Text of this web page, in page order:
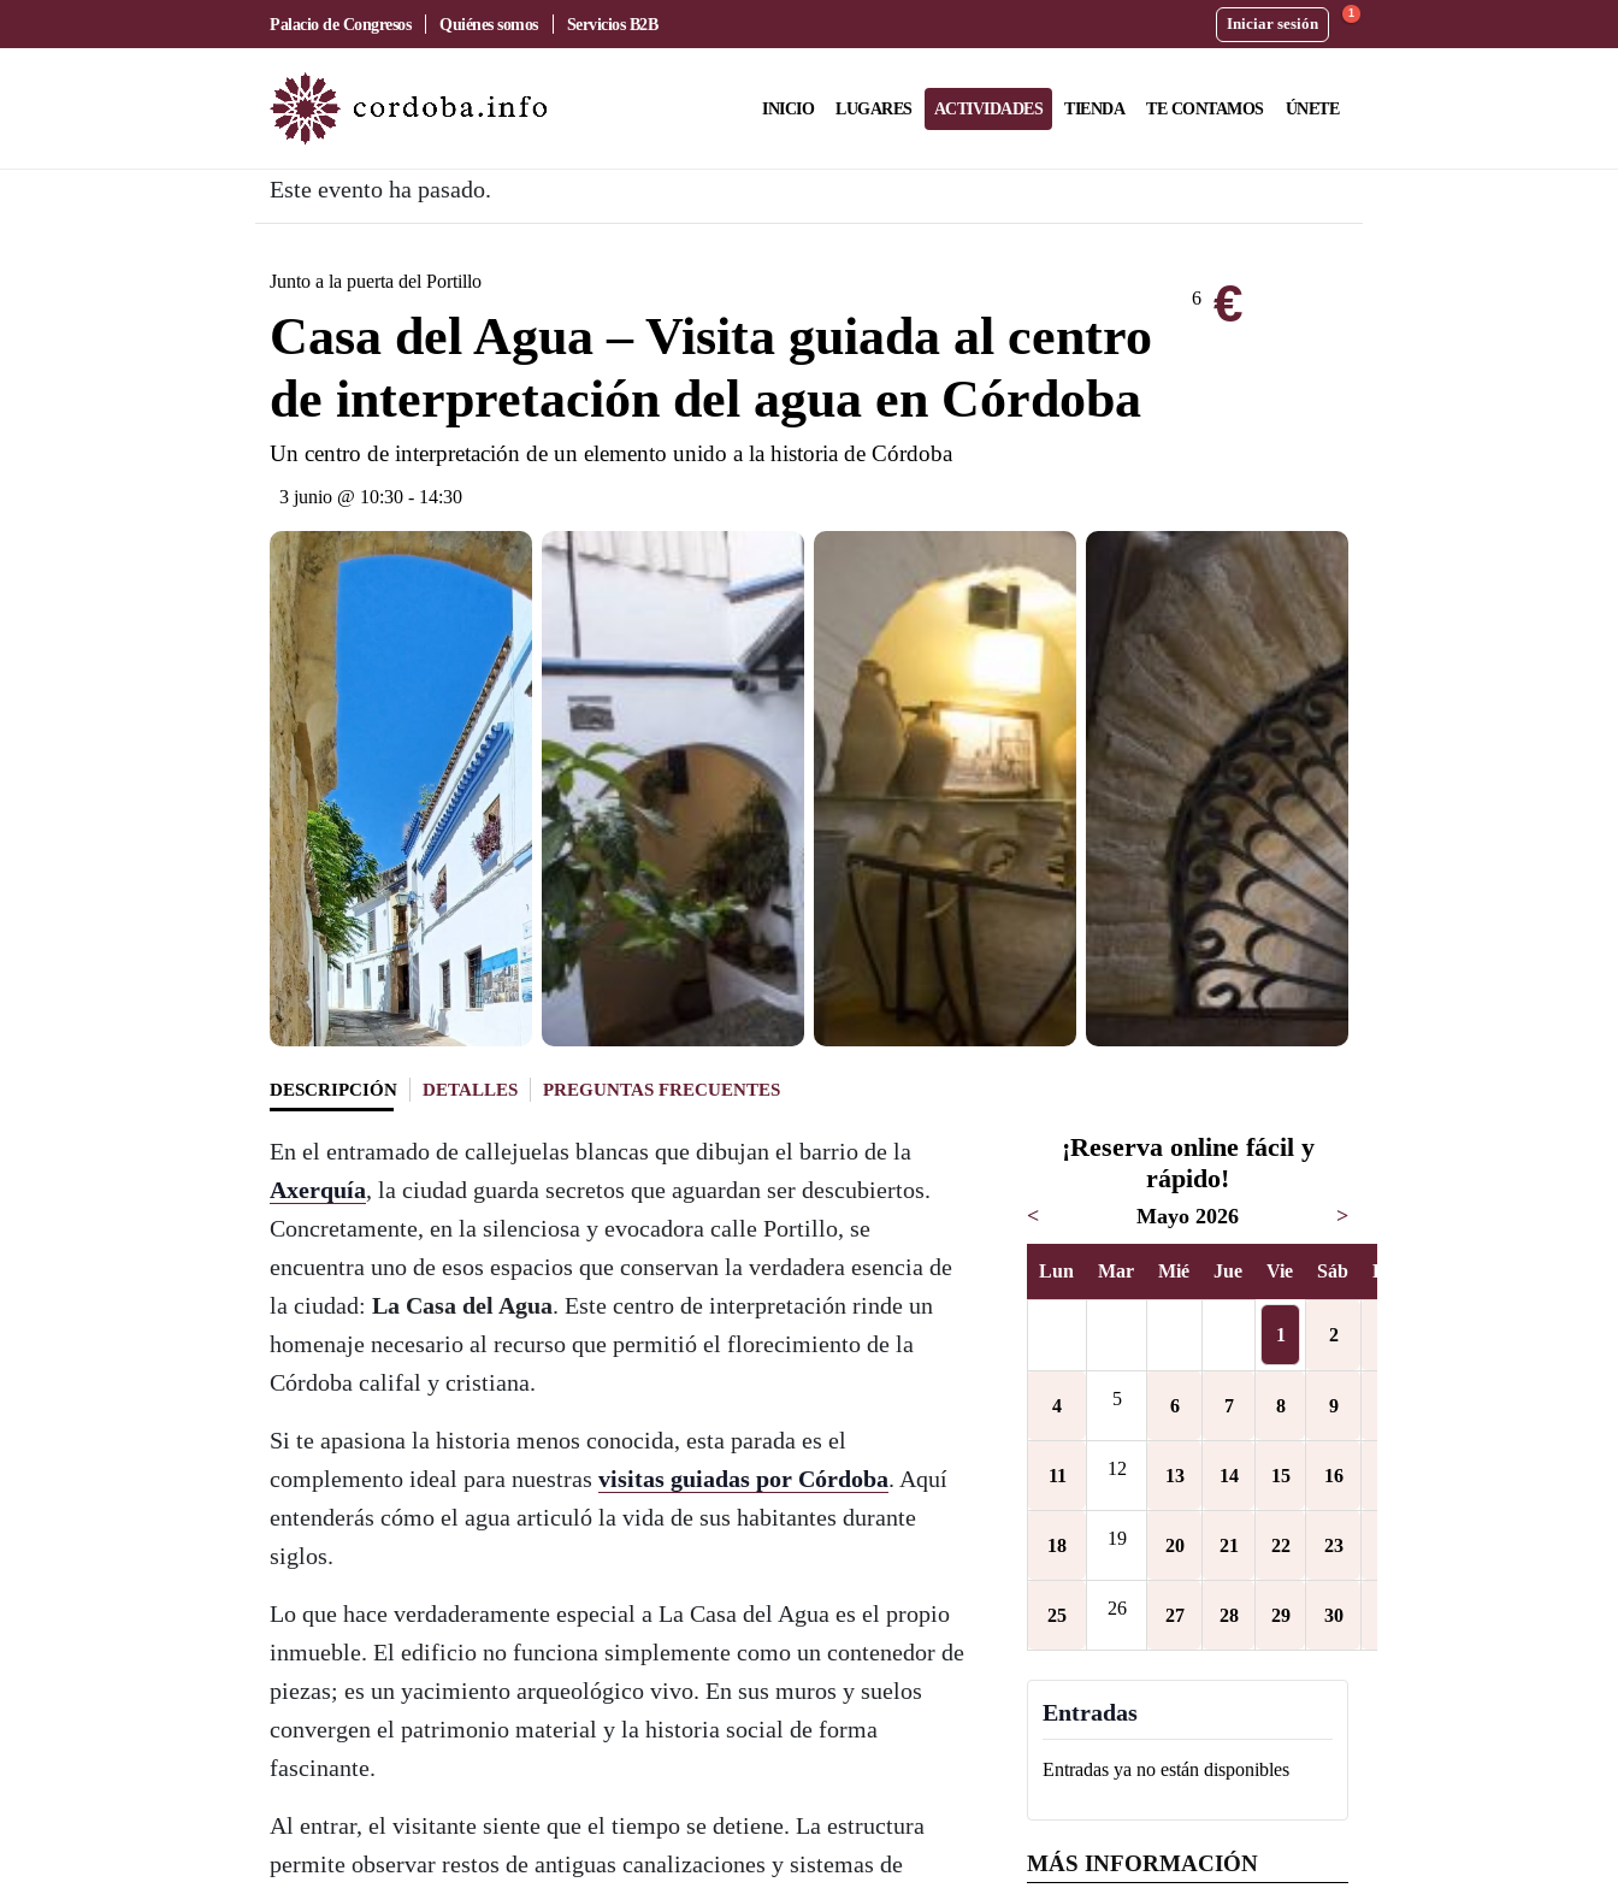
Palacio de Congresos Quiénes somos Servicios B2B Iniciar sesión
1
INICIO LUGARES ACTIVIDADES TIENDA TE CONTAMOS ÚNETE
Este evento ha pasado.
Junto a la puerta del Portillo
Casa del Agua – Visita guiada al centro
de interpretación del agua en Córdoba
Un centro de interpretación de un elemento unido a la historia de Córdoba
6 €
3 junio @ 10:30 - 14:30
DESCRIPCIÓN DETALLES PREGUNTAS FRECUENTES
En el entramado de callejuelas blancas que dibujan el barrio de la
Axerquía, la ciudad guarda secretos que aguardan ser descubiertos.
Concretamente, en la silenciosa y evocadora calle Portillo, se
encuentra uno de esos espacios que conservan la verdadera esencia de
la ciudad: La Casa del Agua. Este centro de interpretación rinde un
homenaje necesario al recurso que permitió el florecimiento de la
Córdoba califal y cristiana.
Si te apasiona la historia menos conocida, esta parada es el
complemento ideal para nuestras visitas guiadas por Córdoba. Aquí
entenderás cómo el agua articuló la vida de sus habitantes durante
siglos.
Lo que hace verdaderamente especial a La Casa del Agua es el propio
inmueble. El edificio no funciona simplemente como un contenedor de
piezas; es un yacimiento arqueológico vivo. En sus muros y suelos
convergen el patrimonio material y la historia social de forma
fascinante.
Al entrar, el visitante siente que el tiempo se detiene. La estructura
permite observar restos de antiguas canalizaciones y sistemas de
¡Reserva online fácil y
rápido!
< Mayo 2026 >
Lun Mar Mié Jue Vie Sáb Dom
1 2
4 5 6 7 8 9
11 12 13 14 15 16
18 19 20 21 22 23
25 26 27 28 29 30
Entradas
Entradas ya no están disponibles
MÁS INFORMACIÓN